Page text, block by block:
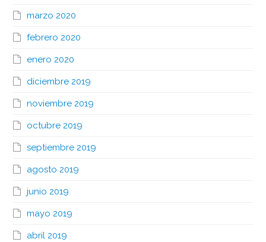
marzo 2020
febrero 2020
enero 2020
diciembre 2019
noviembre 2019
octubre 2019
septiembre 2019
agosto 2019
junio 2019
mayo 2019
abril 2019